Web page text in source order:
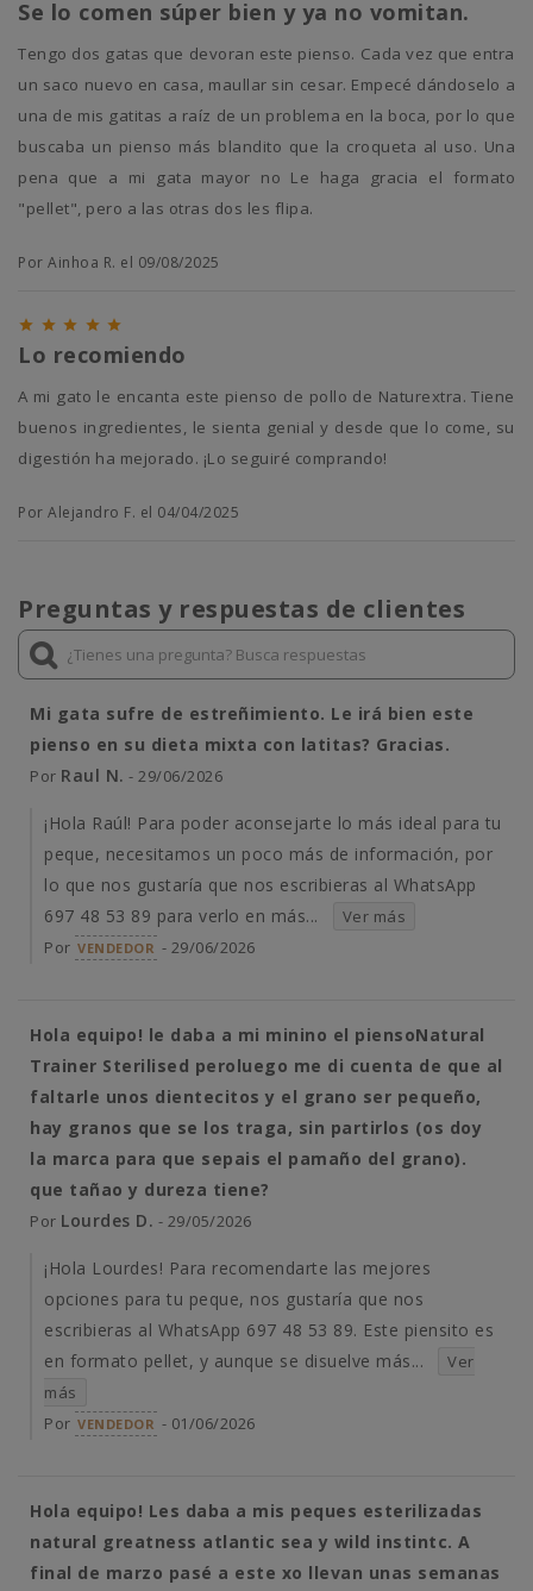
Se lo comen súper bien y ya no vomitan.
Tengo dos gatas que devoran este pienso. Cada vez que entra
un saco nuevo en casa, maullar sin cesar. Empecé dándoselo a
una de mis gatitas a raíz de un problema en la boca, por lo que
buscaba un pienso más blandito que la croqueta al uso. Una
pena que a mi gata mayor no Le haga gracia el formato
"pellet", pero a las otras dos les flipa.
Por Ainhoa R. el 09/08/2025
    
Lo recomiendo
A mi gato le encanta este pienso de pollo de Naturextra. Tiene
buenos ingredientes, le sienta genial y desde que lo come, su
digestión ha mejorado. ¡Lo seguiré comprando!
Por Alejandro F. el 04/04/2025
Preguntas y respuestas de clientes
Mi gata sufre de estreñimiento. Le irá bien este
pienso en su dieta mixta con latitas? Gracias.
Por Raul N. - 29/06/2026
¡Hola Raúl! Para poder aconsejarte lo más ideal para tu
peque, necesitamos un poco más de información, por
lo que nos gustaría que nos escribieras al WhatsApp
697 48 53 89 para verlo en más...
Ver más
Por VENDEDOR - 29/06/2026
Hola equipo! le daba a mi minino el piensoNatural
Trainer Sterilised peroluego me di cuenta de que al
faltarle unos dientecitos y el grano ser pequeño,
hay granos que se los traga, sin partirlos (os doy
la marca para que sepais el pamaño del grano).
que tañao y dureza tiene?
Por Lourdes D. - 29/05/2026
¡Hola Lourdes! Para recomendarte las mejores
opciones para tu peque, nos gustaría que nos
escribieras al WhatsApp 697 48 53 89. Este piensito es
en formato pellet, y aunque se disuelve más...
Ver
más
Por VENDEDOR - 01/06/2026
Hola equipo! Les daba a mis peques esterilizadas
natural greatness atlantic sea y wild instintc. A
final de marzo pasé a este xo llevan unas semanas